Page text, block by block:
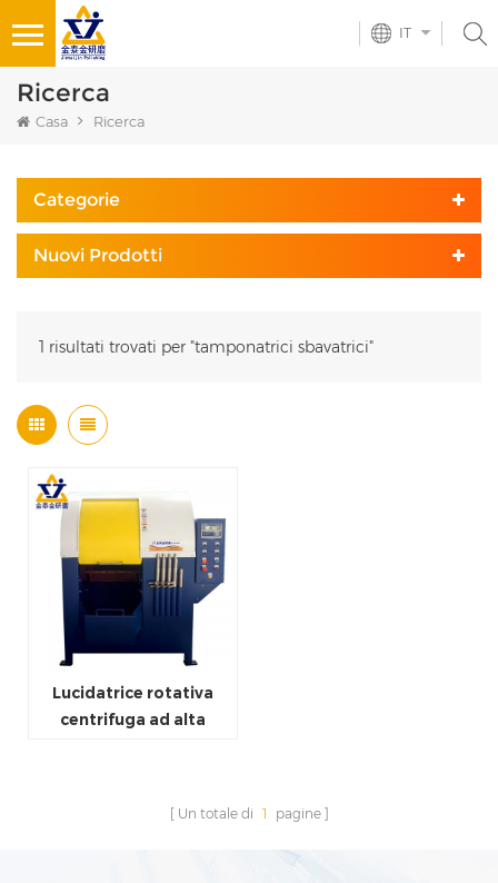
IT
Ricerca
Casa Ricerca
Categorie
Nuovi Prodotti
1 risultati trovati per "tamponatrici sbavatrici"
Lucidatrice rotativa
centrifuga ad alta
Un totale di 1 pagine